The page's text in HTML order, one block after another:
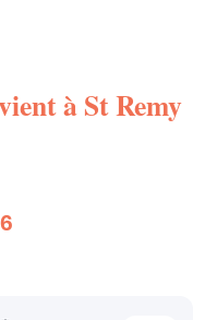
àSt Remy